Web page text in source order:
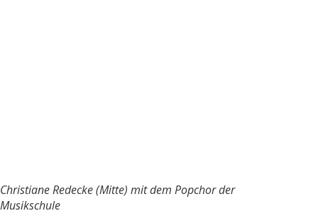
Christiane Redecke (Mitte) mit dem Popchor der
Musikschule